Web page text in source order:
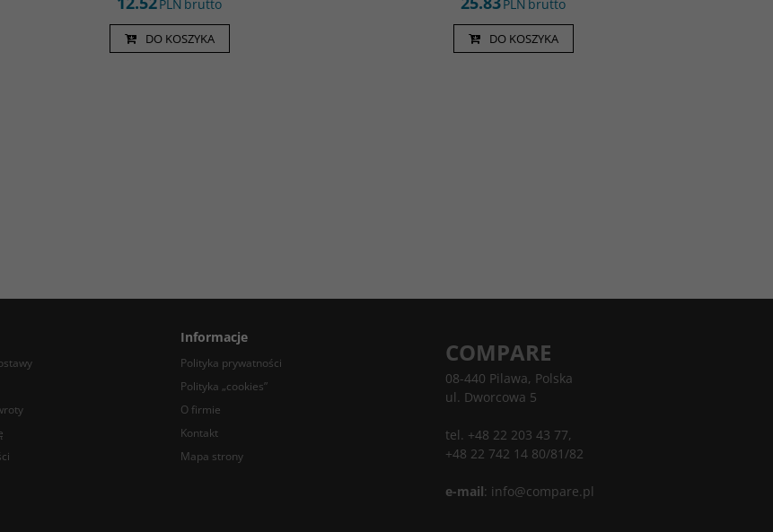
PLN brutto
DO KOSZYKA
PLN brutto
DO KOSZYKA
Informacje
Polityka prywatności
Polityka „cookies”
O firmie
Kontakt
Mapa strony
COMPARE
08-440 Pilawa, Polska
ul. Dworcowa 5
tel. +48 22 203 43 77,
+48 22 742 14 80/81/82
e-mail: info@compare.pl